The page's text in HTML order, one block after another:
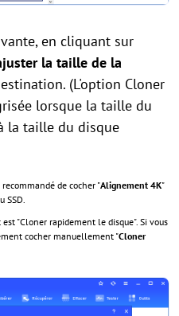
en cliquant sur
la taille de la
(L'option Cloner
lorsque la taille du
la taille du disque
de cocher "Alignement 4K"
SSD.
"Cloner rapidement le disque". Si vous
cocher manuellement "Cloner